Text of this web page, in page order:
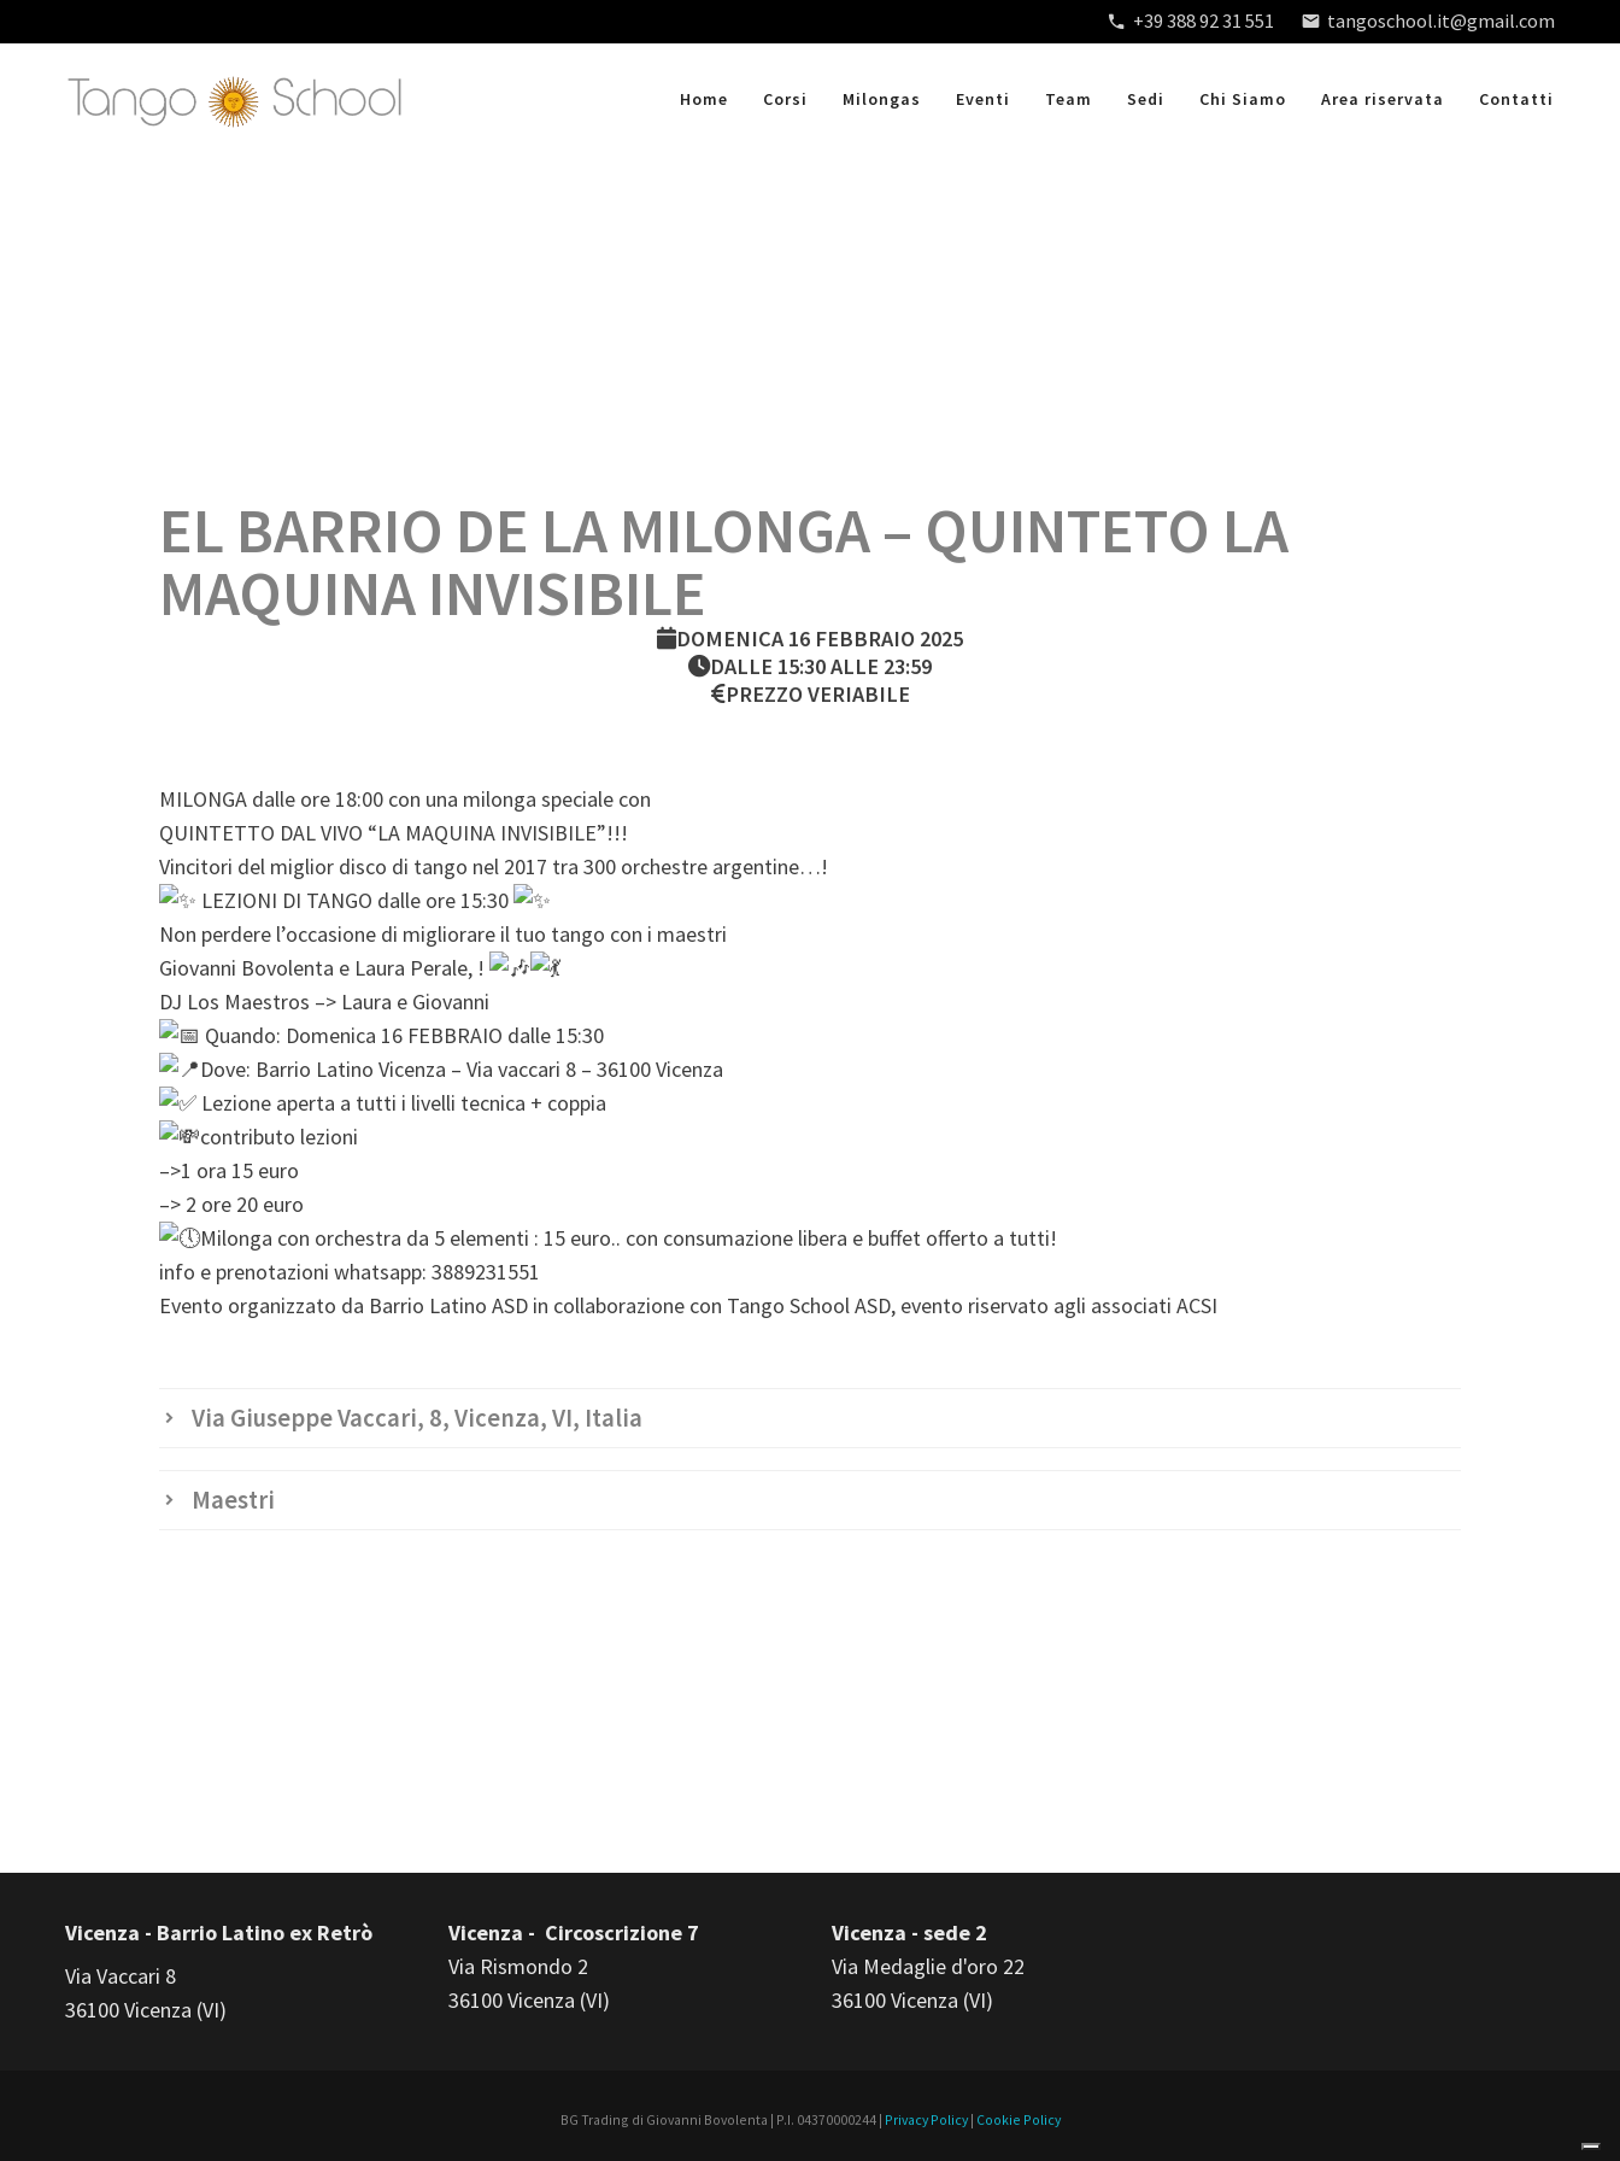
+39 388 92 31 551 tangoschool.it@gmail.com
Home Corsi Milongas Eventi Team Sedi Chi Siamo Area riservata Contatti
EL BARRIO DE LA MILONGA – QUINTETO LA
MAQUINA INVISIBILE
DOMENICA 16 FEBBRAIO 2025
DALLE 15:30 ALLE 23:59
PREZZO VERIABILE
MILONGA dalle ore 18:00 con una milonga speciale con
QUINTETTO DAL VIVO “LA MAQUINA INVISIBILE”!!!
Vincitori del miglior disco di tango nel 2017 tra 300 orchestre argentine…!
LEZIONI DI TANGO dalle ore 15:30
Non perdere l’occasione di migliorare il tuo tango con i maestri
Giovanni Bovolenta e Laura Perale, !
DJ Los Maestros –> Laura e Giovanni
Quando: Domenica 16 FEBBRAIO dalle 15:30
Dove: Barrio Latino Vicenza – Via vaccari 8 – 36100 Vicenza
Lezione aperta a tutti i livelli tecnica + coppia
contributo lezioni
–>1 ora 15 euro
–> 2 ore 20 euro
Milonga con orchestra da 5 elementi : 15 euro.. con consumazione libera e buffet offerto a tutti!
info e prenotazioni whatsapp: 3889231551
Evento organizzato da Barrio Latino ASD in collaborazione con Tango School ASD, evento riservato agli associati ACSI
Via Giuseppe Vaccari, 8, Vicenza, VI, Italia
Maestri
Vicenza - Barrio Latino ex Retrò
Via Vaccari 8
36100 Vicenza (VI)
Vicenza - Circoscrizione 7
Via Rismondo 2
36100 Vicenza (VI)
Vicenza - sede 2
Via Medaglie d'oro 22
36100 Vicenza (VI)
BG Trading di Giovanni Bovolenta | P.I. 04370000244 | Privacy Policy| Cookie Policy